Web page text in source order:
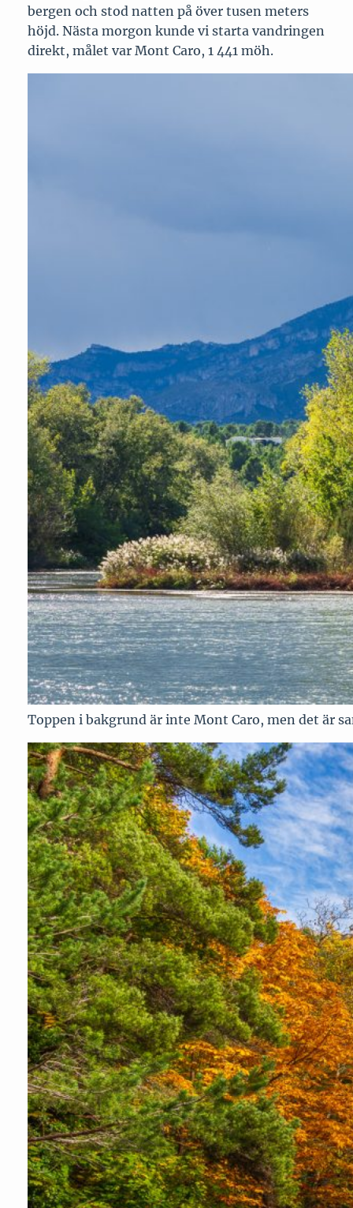
bergen och stod natten på över tusen meters
höjd. Nästa morgon kunde vi starta vandringen
direkt, målet var Mont Caro, 1 441 möh.
Toppen i bakgrund är inte Mont Caro, men det är